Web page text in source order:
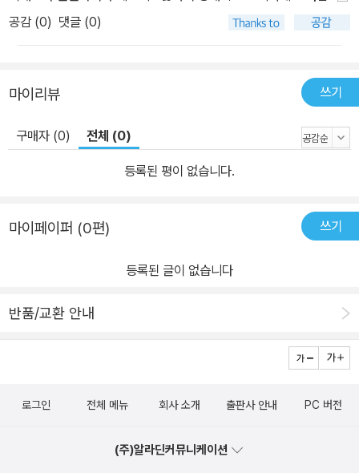
공감 (0) 댓글 (0)
마이리뷰 쓰기
구매자 (0) 전체 (0)
등록된 평이 없습니다.
마이페이퍼 (0편) 쓰기
등록된 글이 없습니다
반품/교환 안내
로그인 전체 메뉴 회사 소개 출판사 안내 PC 버전
(주)알라딘커뮤니케이션